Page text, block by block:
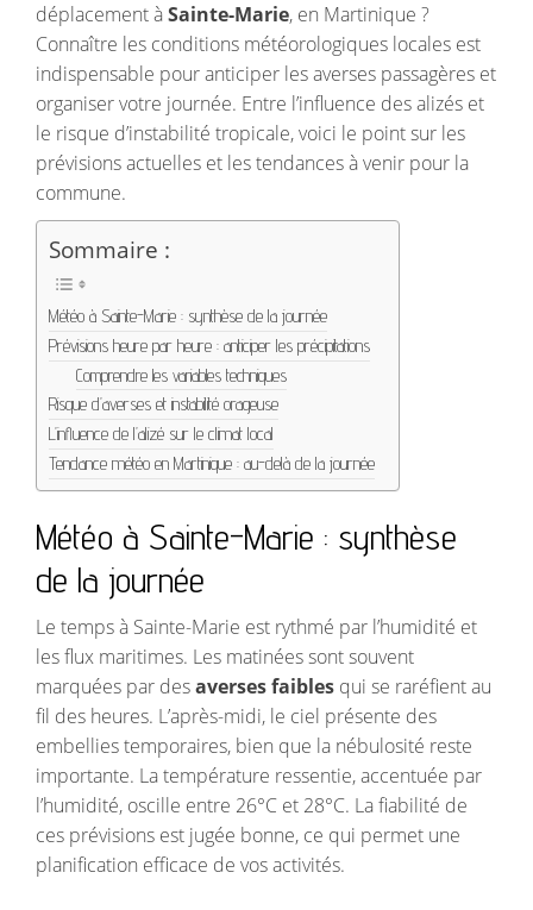
déplacement àSainte-Marie, en Martinique ?
Connaître les conditions météorologiques locales est
indispensable pour anticiper les averses passagères et
organiser votre journée. Entre l’influence des alizés et
le risque d’instabilité tropicale, voici le point sur les
prévisions actuelles et les tendances à venir pour la
commune.
Sommaire :
Météo à Sainte-Marie : synthèse de la journée
Prévisions heure par heure : anticiper les précipitations
Comprendre les variables techniques
Risque d’averses et instabilité orageuse
L’influence de l’alizé sur le climat local
Tendance météo en Martinique : au-delà de la journée
Météo à Sainte-Marie : synthèse
de la journée
Le temps à Sainte-Marie est rythmé par l’humidité et
les flux maritimes. Les matinées sont souvent
marquées par desaverses faibles qui se raréfient au
fil des heures. L’après-midi, le ciel présente des
embellies temporaires, bien que la nébulosité reste
importante. La température ressentie, accentuée par
l’humidité, oscille entre 26°C et 28°C. La fiabilité de
ces prévisions est jugée bonne, ce qui permet une
planification efficace de vos activités.